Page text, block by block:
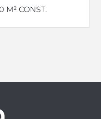
M² CONST.